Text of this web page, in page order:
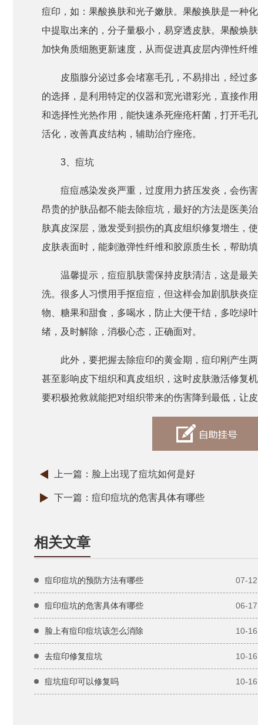
痘印，如：果酸换肤和光子嫩肤。果酸换肤是一种
中提取出来的，分子量极小，易穿透皮肤。果酸焕
加快角质细胞更新速度，从而促进真皮层内弹性纤
皮脂腺分泌过多会堵塞毛孔，不易排出，经过
的选择，是利用特定的仪器和宽光谱彩光，直接作
和选择性光热作用，能快速杀死痤疮杆菌，打开毛
活化，改善真皮结构，辅助治疗痤疮。
3、痘坑
痘痘感染发炎严重，过度用力挤压发炎，会伤
昂贵的护肤品都不能去除痘坑，最好的方法是医美
肤真皮深层，激发受到损伤的真皮组织修复增生，
皮肤表面时，能刺激弹性纤维和胶原质生长，帮助
温馨提示，痘痘肌肤需保持皮肤清洁，这是最
洗。很多人习惯用手抠痘痘，但这样会加剧肌肤炎
物、糖果和甜食，多喝水，防止大便干结，多吃绿
绪，及时解除，消极心态，正确面对。
此外，要把握去除痘印的黄金期，痘印刚产生
甚至影响皮下组织和真皮组织，这时皮肤激活修复
要积极抢救就能把对组织带来的伤害降到最低，让
上一篇： 脸上出现了痘坑如何是好
下一篇： 痘印痘坑的危害具体有哪些
相关文章
痘印痘坑的预防方法有哪些 07-12
痘印痘坑的危害具体有哪些 06-17
脸上有痘印痘坑该怎么消除 10-16
去痘印修复痘坑 10-16
痘坑痘印可以修复吗 10-16